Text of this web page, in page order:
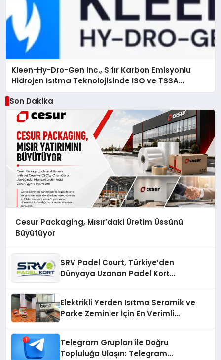
Kleen-Hy-Dro-Gen Inc., Sıfır Karbon Emisyonlu
Hidrojen Isıtma Teknolojisinde ISO ve TSSA
Düzenleyici Onaylarını Aldı
Son Dakika
Cesur Packaging, Mısır’daki Üretim Üssünü
Büyütüyor
SRV Padel Court, Türkiye’den
Dünyaya Uzanan Padel Kort
Elektrikli Yerden Isıtma Seramik ve
Parke Zeminler İçin En Verimli
Telegram Grupları ile Doğru
Topluluğa Ulaşın: Telegram